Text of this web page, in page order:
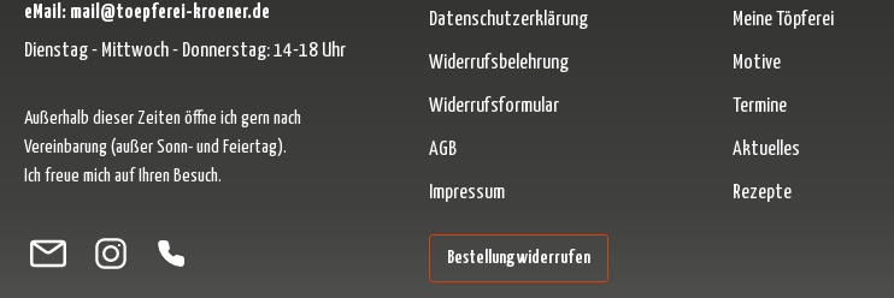
eMail: mail@toepferei-kroener.de
Dienstag - Mittwoch - Donnerstag: 14-18 Uhr
Außerhalb dieser Zeiten öffne ich gern nach
Vereinbarung (außer Sonn- und Feiertag).
Ich freue mich auf Ihren Besuch.
Besuche uns auf Facebook – öffnet in neuem Tab (externer Link)
Schau auf Instagram vorbei – öffnet in neuem Tab (externer Link)
Lass dich auf Pinterest inspirieren – öffnet in neuem Tab (externer Link)
Folge uns auf X – öffnet in neuem Tab (externer Link)
Datenschutzerklärung
Widerrufsbelehrung
Widerrufsformular
AGB
Impressum
Bestellung widerrufen
Meine Töpferei
Motive
Termine
Aktuelles
Rezepte